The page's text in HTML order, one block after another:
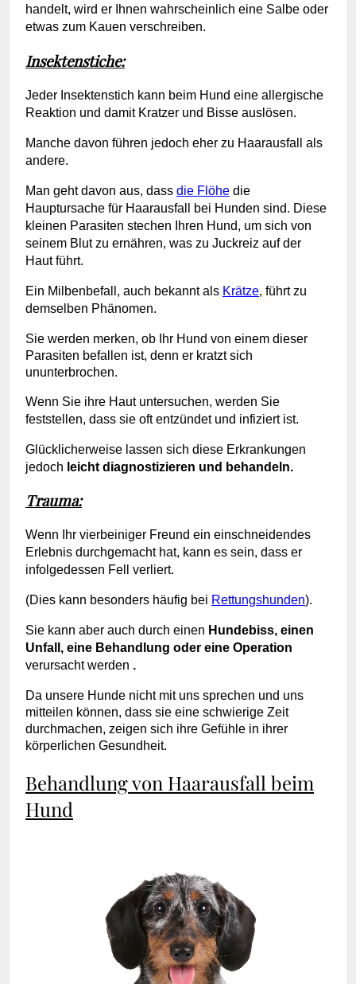
handelt, wird er Ihnen wahrscheinlich eine Salbe oder
etwas zum Kauen verschreiben.
Insektenstiche:
Jeder Insektenstich kann beim Hund eine allergische
Reaktion und damit Kratzer und Bisse auslösen.
Manche davon führen jedoch eher zu Haarausfall als
andere.
Man geht davon aus, dass die Flöhe die
Hauptursache für Haarausfall bei Hunden sind. Diese
kleinen Parasiten stechen Ihren Hund, um sich von
seinem Blut zu ernähren, was zu Juckreiz auf der
Haut führt.
Ein Milbenbefall, auch bekannt als Krätze, führt zu
demselben Phänomen.
Sie werden merken, ob Ihr Hund von einem dieser
Parasiten befallen ist, denn er kratzt sich
ununterbrochen.
Wenn Sie ihre Haut untersuchen, werden Sie
feststellen, dass sie oft entzündet und infiziert ist.
Glücklicherweise lassen sich diese Erkrankungen
jedoch leicht diagnostizieren und behandeln.
Trauma:
Wenn Ihr vierbeiniger Freund ein einschneidendes
Erlebnis durchgemacht hat, kann es sein, dass er
infolgedessen Fell verliert.
(Dies kann besonders häufig bei Rettungshunden).
Sie kann aber auch durch einen Hundebiss, einen
Unfall, eine Behandlung oder eine Operation
verursacht werden .
Da unsere Hunde nicht mit uns sprechen und uns
mitteilen können, dass sie eine schwierige Zeit
durchmachen, zeigen sich ihre Gefühle in ihrer
körperlichen Gesundheit.
Behandlung von Haarausfall beim
Hund